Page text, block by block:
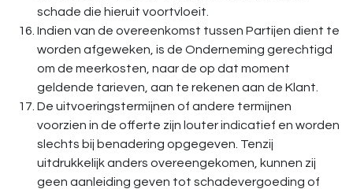
schade die hieruit voortvloeit.
Indien van de overeenkomst tussen Partijen dient te
worden afgeweken, is de Onderneming gerechtigd
om de meerkosten, naar de op dat moment
geldende tarieven, aan te rekenen aan de Klant.
De uitvoeringstermijnen of andere termijnen
voorzien in de offerte zijn louter indicatief en worden
slechts bij benadering opgegeven. Tenzij
uitdrukkelijk anders overeengekomen, kunnen zij
geen aanleiding geven tot schadevergoeding of